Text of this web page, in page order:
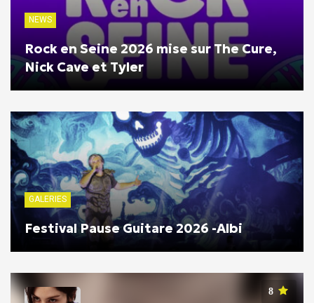
NEWS
Rock en Seine 2026 mise sur The Cure,
Nick Cave et Tyler
GALERIES
Festival Pause Guitare 2026 -Albi
8